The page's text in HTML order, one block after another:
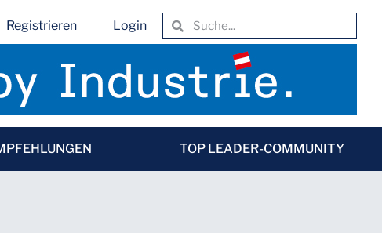
Registrieren Login
TOP LEADER-COMMUNITY